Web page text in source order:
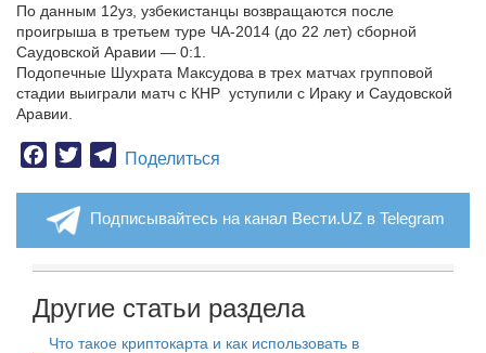
По данным 12уз, узбекистанцы возвращаются после
проигрыша в третьем туре ЧА-2014 (до 22 лет) сборной
Саудовской Аравии — 0:1.
Подопечные Шухрата Максудова в трех матчах групповой
стадии выиграли матч с КНР уступили с Ираку и Саудовской
Аравии.
Facebook
TwitterTelegram
Поделиться
Подписывайтесь на канал Вести.UZ в Telegram
Другие статьи раздела
Что такое криптокарта и как использовать в